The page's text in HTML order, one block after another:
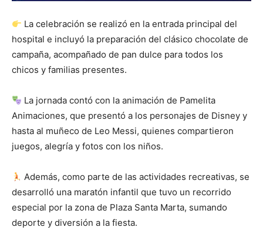
La celebración se realizó en la entrada principal del
hospital e incluyó la preparación del clásico chocolate de
campaña, acompañado de pan dulce para todos los
chicos y familias presentes.
La jornada contó con la animación de Pamelita
Animaciones, que presentó a los personajes de Disney y
hasta al muñeco de Leo Messi, quienes compartieron
juegos, alegría y fotos con los niños.
Además, como parte de las actividades recreativas, se
desarrolló una maratón infantil que tuvo un recorrido
especial por la zona de Plaza Santa Marta, sumando
deporte y diversión a la fiesta.